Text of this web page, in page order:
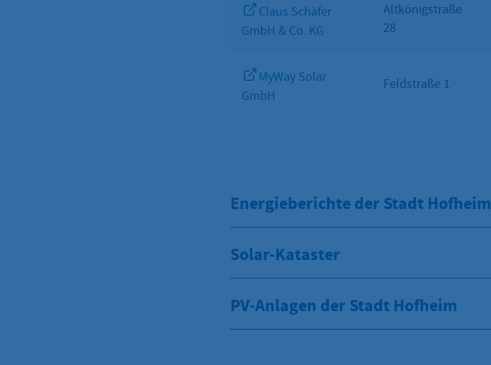
Claus Schäfer
GmbH & Co. KG
Altkönigstraße
28
MyWay Solar
GmbH
Feldstraße 1
Energieberichte der Stadt Hofheim
Solar-Kataster
PV-Anlagen der Stadt Hofheim